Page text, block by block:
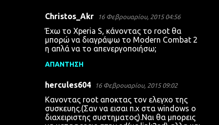
Christos_Akr 16 Φεβρουαρίου, 2015 04:56
Έχω το Xperia S, κάνοντας το root θα
μπορώ να διαγράψω το Modern Combat 2
η απλά να το απενεργοποιήσω;
ΑΠΆΝΤΗΣΗ
hercules604 16 Φεβρουαρίου, 2015 09:02
Κανοντας root αποκτας τον ελεγχο της
συσκευης.(Σαν να εισαι π.χ στα windows ο
διαχειριστης συστηματος).Ναι θα μπορεις